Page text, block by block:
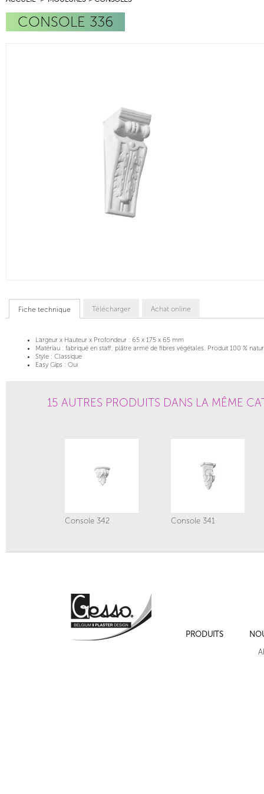
CONSOLE 336
Fiche technique Télécharger Achat online
Largeur x Hauteur x Profondeur : 65 x 175 x 65 mm
Matériau : fabriqué en staff, plâtre armé de fibres végétales. Produit 100 %
Style : Classique
Easy Gips : Oui
15 AUTRES PRODUITS DANS LA MÊME
Console 342 Console 341
Console 334
PRODUITS